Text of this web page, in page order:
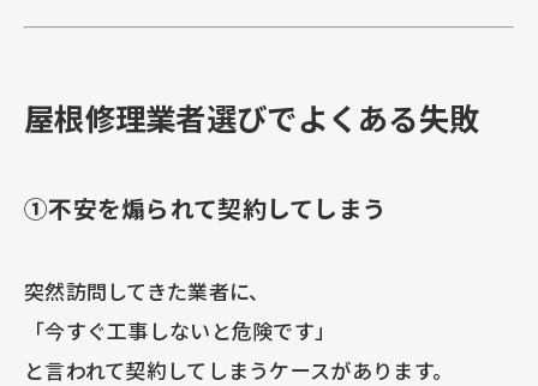
屋根修理業者選びでよくある失敗
①不安を煽られて契約してしまう
突然訪問してきた業者に、
「今すぐ工事しないと危険です」
と言われて契約してしまうケースがあります。